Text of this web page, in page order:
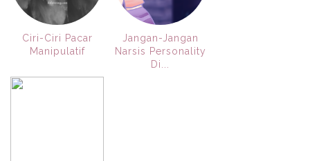
Ciri-Ciri Pacar
Manipulatif
Jangan-Jangan
Narsis Personality
Di...